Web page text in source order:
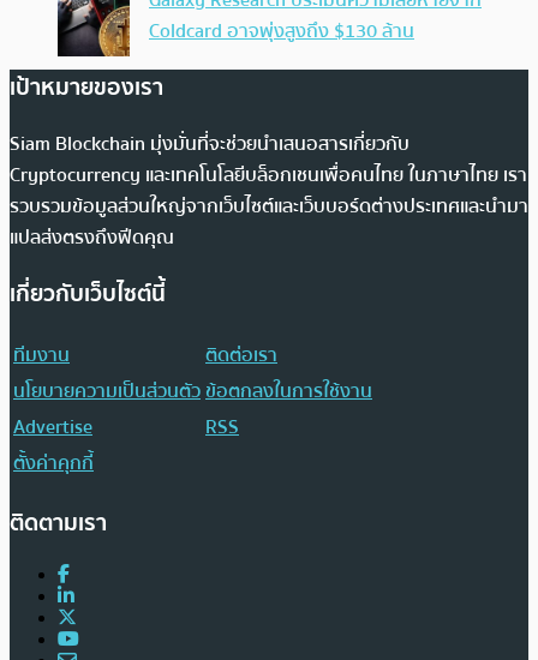
Coldcard อาจพุ่งสูงถึง $130 ล้าน
เป้าหมายของเรา
Siam Blockchain มุ่งมั่นที่จะช่วยนำเสนอสารเกี่ยวกับ
Cryptocurrency และเทคโนโลยีบล็อกเชนเพื่อคนไทย ในภาษาไทย เรา
รวบรวมข้อมูลส่วนใหญ่จากเว็บไซต์และเว็บบอร์ดต่างประเทศและนำมา
แปลส่งตรงถึงฟีดคุณ
เกี่ยวกับเว็บไซต์นี้
ทีมงาน
ติดต่อเรา
นโยบายความเป็นส่วนตัวข้อตกลงในการใช้งาน
Advertise
RSS
ตั้งค่าคุกกี้
ติดตามเรา